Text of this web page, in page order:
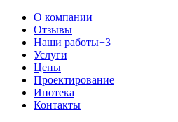
О компании
Отзывы
Наши работы+3
Услуги
Цены
Проектирование
Ипотека
Контакты